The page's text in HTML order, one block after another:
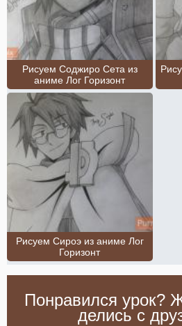
Рисуем Соджиро Сета из
аниме Лог Горизонт
Рисуем Сироэ из аниме Лог
Горизонт
Понравился урок?
делись с